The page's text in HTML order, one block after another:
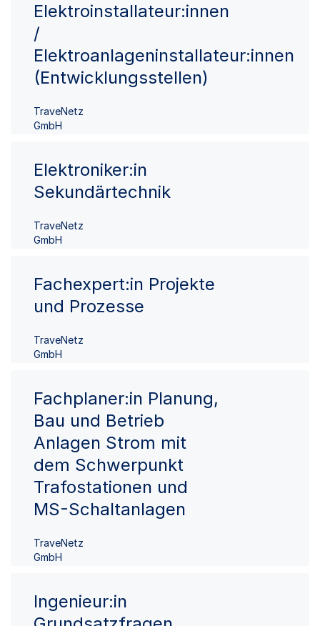
Elektroinstallateur:innen
/
Elektroanlageninstallateur:innen
(Entwicklungsstellen)
TraveNetz
GmbH
Elektroniker:in
Sekundärtechnik
TraveNetz
GmbH
Fachexpert:in Projekte
und Prozesse
TraveNetz
GmbH
Fachplaner:in Planung,
Bau und Betrieb
Anlagen Strom mit
dem Schwerpunkt
Trafostationen und
MS-Schaltanlagen
TraveNetz
GmbH
Ingenieur:in